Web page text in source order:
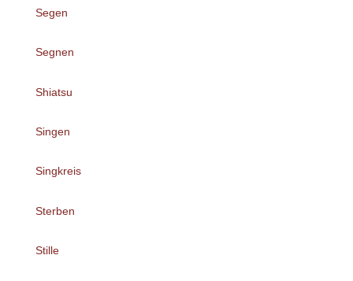
Segen
Segnen
Shiatsu
Singen
Singkreis
Sterben
Stille